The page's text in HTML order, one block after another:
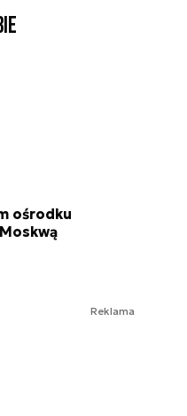
ośrodku
Reklama